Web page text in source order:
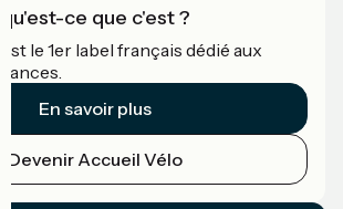
qu'est-ce que c'est ?
le 1er label français dédié aux
En savoir plus
Devenir Accueil Vélo